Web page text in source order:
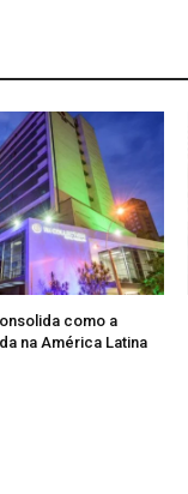
como a
na América Latina